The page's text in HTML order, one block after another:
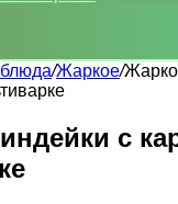
/Жаркое/
с